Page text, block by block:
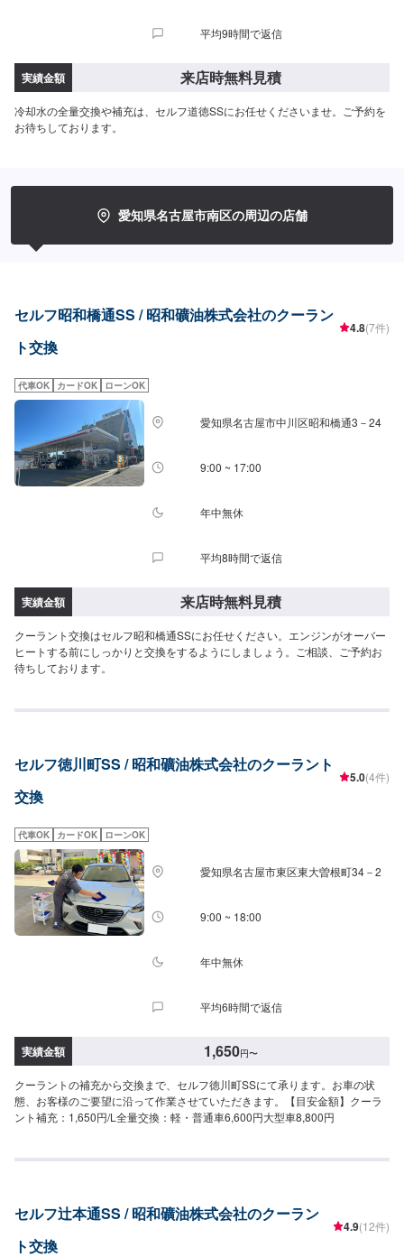
平均9時間で返信
実績金額 来店時無料見積
冷却水の全量交換や補充は、セルフ道徳SSにお任せくださいませ。ご予約を
お待ちしております。
愛知県名古屋市南区の周辺の店舗
セルフ昭和橋通SS / 昭和礦油株式会社のクーラン
ト交換
4.8(7件)
代車OK カードOK ローンOK
愛知県名古屋市中川区昭和橋通3－24
9:00 ~ 17:00
年中無休
平均8時間で返信
実績金額 来店時無料見積
クーラント交換はセルフ昭和橋通SSにお任せください。エンジンがオーバー
ヒートする前にしっかりと交換をするようにしましょう。ご相談、ご予約お
待ちしております。
セルフ徳川町SS / 昭和礦油株式会社のクーラント
交換
5.0(4件)
代車OK カードOK ローンOK
愛知県名古屋市東区東大曽根町34－2
9:00 ~ 18:00
年中無休
平均6時間で返信
実績金額 1,650円〜
クーラントの補充から交換まで、セルフ徳川町SSにて承ります。お車の状
態、お客様のご要望に沿って作業させていただきます。【目安金額】クーラ
ント補充：1,650円/L全量交換：軽・普通車6,600円大型車8,800円
セルフ辻本通SS / 昭和礦油株式会社のクーラン
ト交換
4.9(12件)